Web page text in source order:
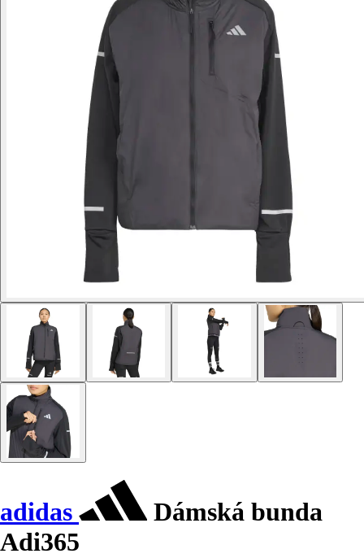
adidas
Dámská bunda
Adi365